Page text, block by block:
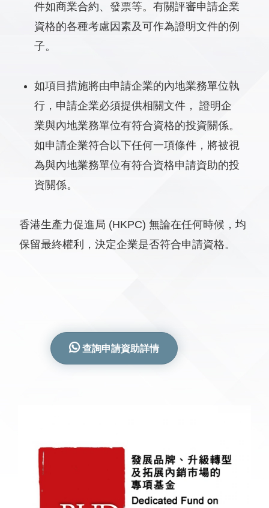
件如商業合約、發票等。有關評審申請企業
資格的各種考慮因素及可作為證明文件的例
子。
如項目措施將由申請企業的內地業務單位執
行，申請企業必須提供相關文件， 證明企
業與內地業務單位有符合資格的投資關係。
如申請企業符合以下任何一項條件，將被視
為與內地業務單位有符合資格申請資助的投
資關係。
香港生產力促進局 (HKPC) 無論在任何時候，均
保留最終權利，決定企業是否符合申請資格。
查詢申請資助詳情